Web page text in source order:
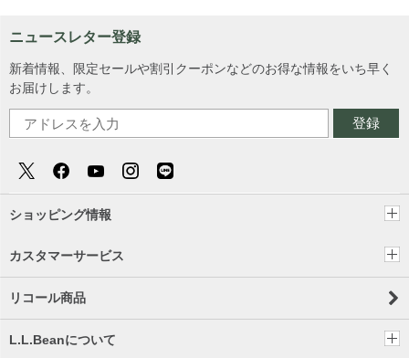
ニュースレター登録
新着情報、限定セールや割引クーポンなどのお得な情報をいち早く
お届けします。
登録
ショッピング情報
カスタマーサービス
リコール商品
L.L.Beanについて